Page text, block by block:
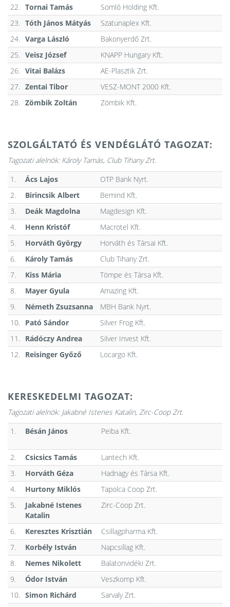
22. Tornai Tamás
Somló Holding Kft.
23. Tóth János Mátyás
Szatunaplex Kft.
24. Varga László
Bakonyerdő Zrt.
25. Veisz József
KNAPP Hungary Kft.
26. Vitai Balázs
AE-Plasztik Zrt.
27. Zentai Tibor
VESZ-MONT 2000 Kft.
28. Zömbik Zoltán Zömbik Kft.
SZOLGÁLTATÓ ÉS VENDÉGLÁTÓ TAGOZAT:
Tagozati alelnök: Károly Tamás, Club Tihany Zrt.
1.
Ács Lajos
OTP Bank Nyrt.
2.
Birincsik Albert
Bemind Kft.
3.
Deák Magdolna
Magdesign Kft.
4.
Henn Kristóf
Macrotel Kft.
5.
Horváth György
Horváth és Társai Kft.
6.
Károly Tamás
Club Tihany Zrt.
7.
Kiss Mária
Tömpe és Társa Kft.
8.
Mayer Gyula
Amazing Kft.
9.
Németh Zsuzsanna
MBH Bank Nyrt.
10.
Pató Sándor
Silver Frog Kft.
11.
Rádóczy Andrea
Silver Invest Kft.
12.
Reisinger Győző Locargo Kft.
KERESKEDELMI TAGOZAT:
Tagozati alelnök: Jakabné Istenes Katalin, Zirc-Coop Zrt.
1.
Bésán János Peiba Kft.
2. Csicsics Tamás
Lantech Kft.
3.
Horváth Géza
Hadnagy és Társa Kft.
4.
Hurtony Miklós
Tapolca Coop Zrt.
5.
Jakabné Istenes
Katalin
Zirc-Coop Zrt.
6. Keresztes Krisztián
Csillagpharma Kft.
7.
Korbély István
Napcsillag Kft.
8.
Nemes Nikolett
Balatonvidéki Zrt.
9.
Ódor István
Veszkomp Kft.
10. Simon Richárd
Sarvaly Zrt.